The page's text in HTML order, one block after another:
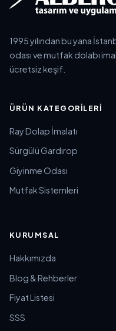
1995 yılından bu yana
odası ve mutfak dolabı
ücretsiz keşif.
ÜRÜN KATEGORILERI
Ray Dolap İmalatı
Sürgülü Gardırop
Giyinme Odası
Mutfak Sistemleri
KURUMSAL
Hakkımızda
Blog & Rehberler
Fiyat Listesi
SSS